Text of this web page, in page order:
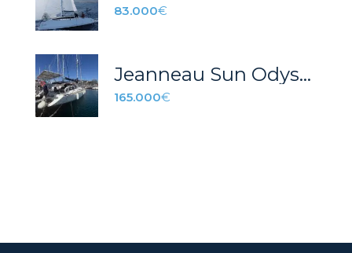
83.000€
Jeanneau Sun Odyssey 45
165.000€